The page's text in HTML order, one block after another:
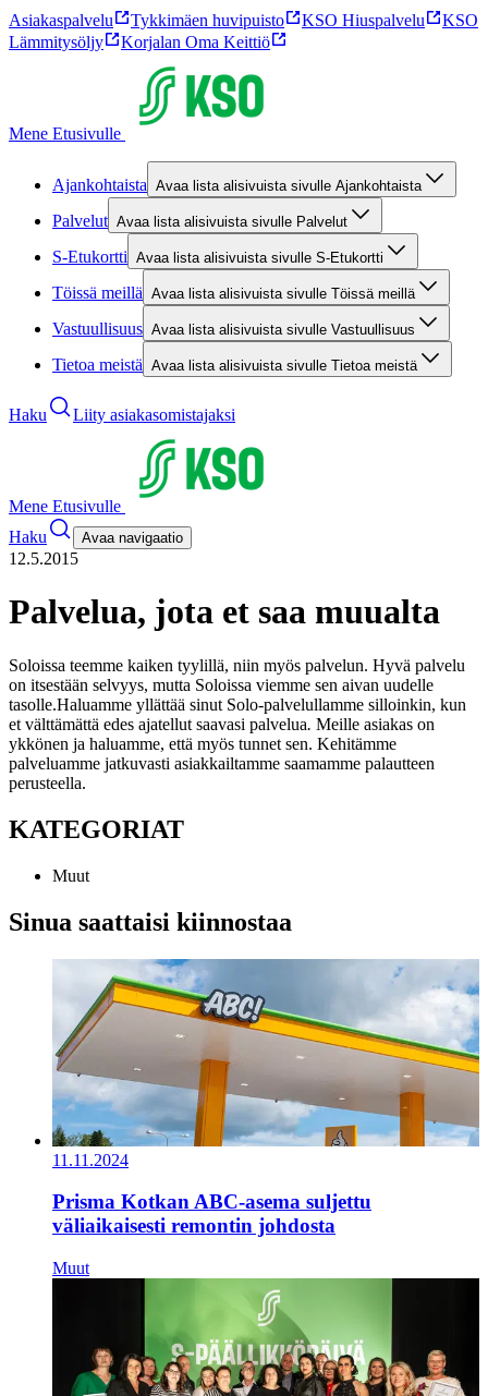
Asiakaspalvelu Tykkimäen huvipuisto KSO Hiuspalvelu
KSO
Lämmitysöljy
Korjalan Oma Keittiö
Mene Etusivulle
Ajankohtaista Avaa lista alisivuista sivulle Ajankohtaista
Palvelut Avaa lista alisivuista sivulle Palvelut
S-Etukortti Avaa lista alisivuista sivulle S-Etukortti
Töissä meillä Avaa lista alisivuista sivulle Töissä meillä
Vastuullisuus Avaa lista alisivuista sivulle Vastuullisuus
Tietoa meistä Avaa lista alisivuista sivulle Tietoa meistä
Haku Liity asiakasomistajaksi
Mene Etusivulle
Haku
Avaa navigaatio
12.5.2015
Palvelua, jota et saa muualta
Soloissa teemme kaiken tyylillä, niin myös palvelun. Hyvä palvelu
on itsestään selvyys, mutta Soloissa viemme sen aivan uudelle
tasolle.Haluamme yllättää sinut Solo-palvelullamme silloinkin, kun
et välttämättä edes ajatellut saavasi palvelua. Meille asiakas on
ykkönen ja haluamme, että myös tunnet sen. Kehitämme
palveluamme jatkuvasti asiakkailtamme saamamme palautteen
perusteella.
KATEGORIAT
Muut
Sinua saattaisi kiinnostaa
11.11.2024
Prisma Kotkan ABC-asema suljettu
väliaikaisesti remontin johdosta
Muut